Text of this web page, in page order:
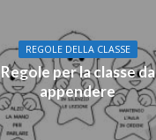
REGOLE DELLA CLASSE
Regole per la classe da
appendere